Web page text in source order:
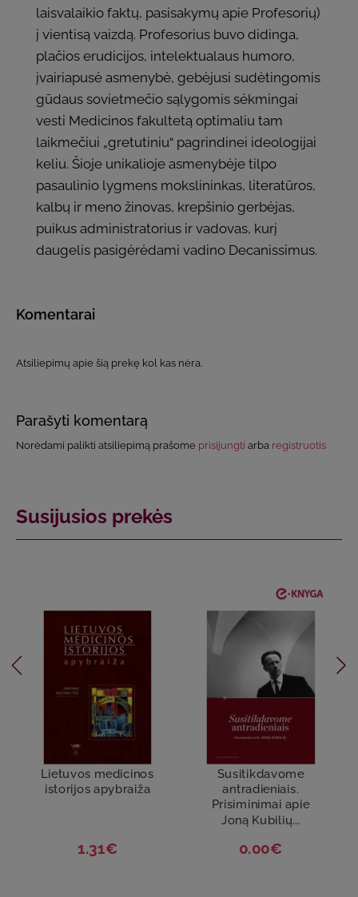
laisvalaikio faktų, pasisakymų apie Profesorių)
į vientisą vaizdą. Profesorius buvo didinga,
plačios erudicijos, intelektualaus humoro,
įvairiapusė asmenybė, gebėjusi sudėtingomis
gūdaus sovietmečio sąlygomis sėkmingai
vesti Medicinos fakultetą optimaliu tam
laikmečiui „gretutiniu“ pagrindinei ideologijai
keliu. Šioje unikalioje asmenybėje tilpo
pasaulinio lygmens mokslininkas, literatūros,
kalbų ir meno žinovas, krepšinio gerbėjas,
puikus administratorius ir vadovas, kurį
daugelis pasigėrėdami vadino Decanissimus.
Komentarai
Atsiliepimų apie šią prekę kol kas nėra.
Parašyti komentarą
Norėdami palikti atsiliepimą prašome prisijungti arba registruotis
Susijusios prekės
Lietuvos medicinos
istorijos apybraiža
1.31€
Susitikdavome
antradieniais.
Prisiminimai apie
Joną Kubilių...
0.00€